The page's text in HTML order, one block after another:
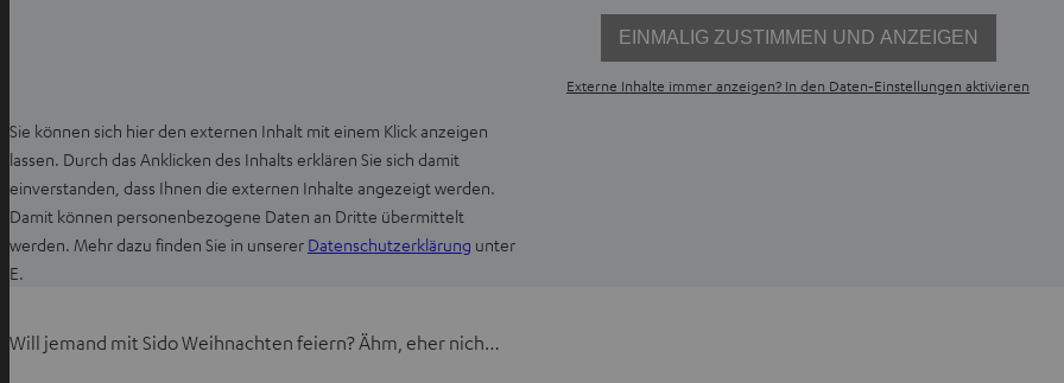
EINMALIG ZUSTIMMEN UND ANZEIGEN
Externe Inhalte immer anzeigen? In den Daten‑Einstellungen aktivieren
Sie können sich hier den externen Inhalt mit einem Klick anzeigen
lassen. Durch das Anklicken des Inhalts erklären Sie sich damit
einverstanden, dass Ihnen die externen Inhalte angezeigt werden.
Damit können personenbezogene Daten an Dritte übermittelt
werden. Mehr dazu finden Sie in unserer Datenschutzerklärung
u
unter
E.
Will jemand mit Sido Weihnachten feiern? Ähm, eher nich…